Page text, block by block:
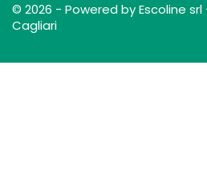
© 2026 - Powered by Escoline
Cagliari